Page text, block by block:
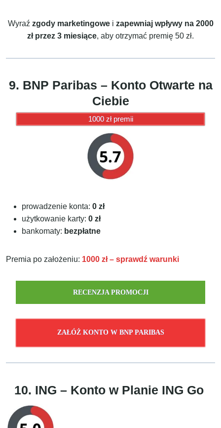
Wyraź zgody marketingowei zapewniaj wpływy na 2000
zł przez 3 miesiące, aby otrzymać premię 50 zł.
9. BNP Paribas – Konto Otwarte na
Ciebie
1000 zł premii
prowadzenie konta:0 zł
użytkowanie karty:0 zł
bankomaty: bezpłatne
Premia po założeniu: 1000 zł – sprawdź warunki
RECENZJA PROMOCJI
ZAŁÓŻ KONTO W BNP PARIBAS
10. ING – Konto w Planie ING Go